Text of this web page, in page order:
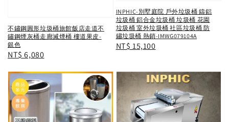
不鏽鋼圓形垃圾桶旅館飯店走道不
鏽鋼煙灰桶走廊滅煙桶 樓道果皮-
銀色
Regular
NT$ 6,080
INPHIC-別墅庭院 戶外垃圾桶 鑄鋁
垃圾桶 鋁合金垃圾桶 垃圾桶 花園
垃圾桶 室外垃圾桶 社區垃圾桶 防
鏽垃圾桶 熱銷-IMWG079104A
Regular
NT$ 15,100